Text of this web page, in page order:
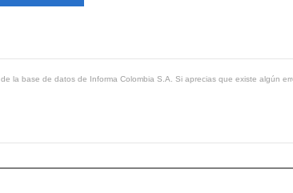
la base de datos de Informa Colombia S.A. Si aprecias que existe algún